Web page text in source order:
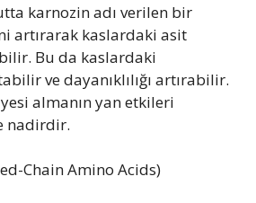
karnozin adı verilen bir
artırarak kaslardaki asit
Bu da kaslardaki
ve dayanıklılığı artırabilir.
almanın yan etkileri
nadirdir.
Chain Amino Acids)